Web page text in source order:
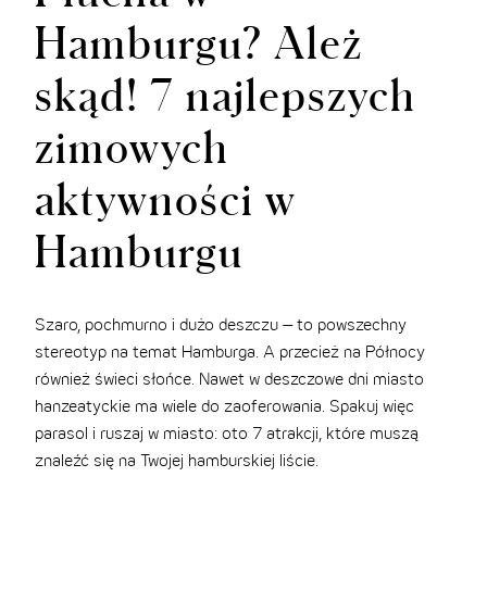
Hamburgu? Ależ
skąd! 7 najlepszych
zimowych
aktywności w
Hamburgu
Szaro, pochmurno i dużo deszczu – to powszechny
stereotyp na temat Hamburga. A przecież na Północy
również świeci słońce. Nawet w deszczowe dni miasto
hanzeatyckie ma wiele do zaoferowania. Spakuj więc
parasol i ruszaj w miasto: oto 7 atrakcji, które muszą
znaleźć się na Twojej hamburskiej liście.